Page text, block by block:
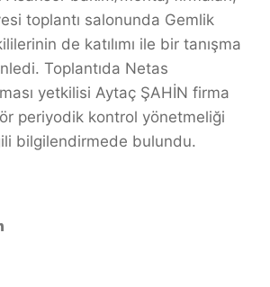
toplantı salonunda Gemlik
de katılımı ile bir tanışma
Toplantıda Netas
yetkilisi Aytaç ŞAHİN firma
periyodik kontrol yönetmeliği
bilgilendirmede bulundu.